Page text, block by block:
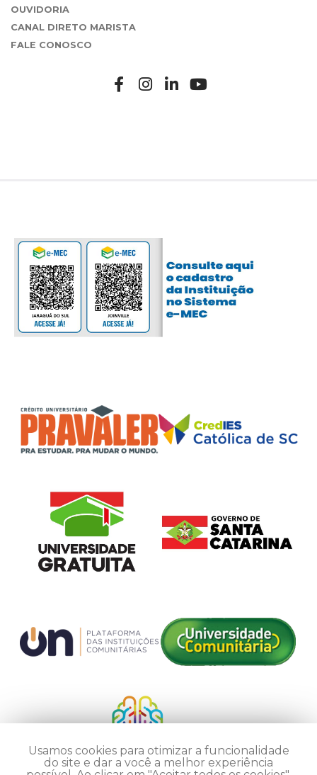
OUVIDORIA
CANAL DIRETO MARISTA
FALE CONOSCO
Usamos cookies para otimizar a funcionalidade
do site e dar a você a melhor experiência